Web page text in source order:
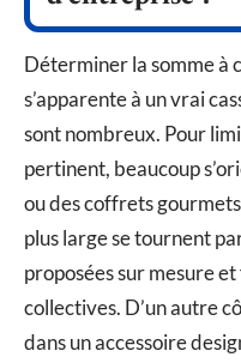
Déterminer la somme à
s’apparente à un vrai
sont nombreux. Pour
pertinent, beaucoup
ou des coffrets
plus large se tournent
proposées sur mesure
collectives. D’un autre
dans un accessoire